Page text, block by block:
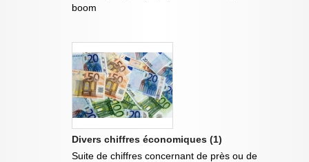
boom
Divers chiffres économiques (1)
Suite de chiffres concernant de près ou de